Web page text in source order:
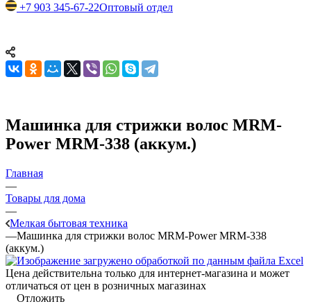
+7 903 345-67-22Оптовый отдел
Машинка для стрижки волос MRM-
Power MRM-338 (аккум.)
Главная
—
Товары для дома
—
Мелкая бытовая техника
—Машинка для стрижки волос MRM-Power MRM-338
(аккум.)
Цена действительна только для интернет-магазина и может
отличаться от цен в розничных магазинах
Отложить